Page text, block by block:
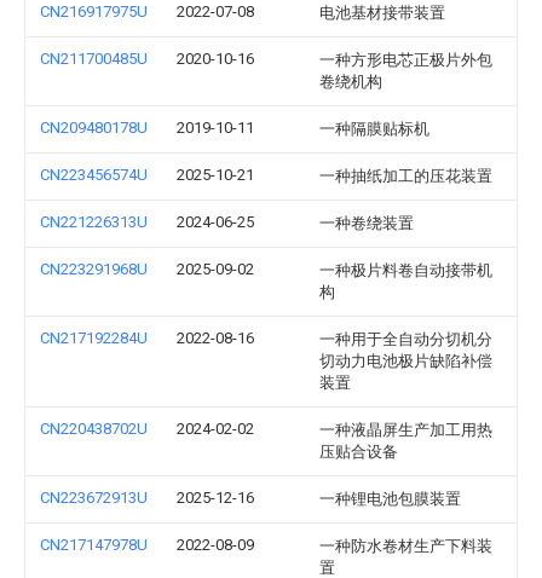
CN216917975U 2022-07-08 电池基材接带装置
CN211700485U 2020-10-16
一种方形电芯正极片外包
卷绕机构
CN209480178U 2019-10-11 一种隔膜贴标机
CN223456574U 2025-10-21 一种抽纸加工的压花装置
CN221226313U 2024-06-25 一种卷绕装置
CN223291968U 2025-09-02
一种极片料卷自动接带机
构
CN217192284U 2022-08-16
一种用于全自动分切机分
切动力电池极片缺陷补偿
装置
CN220438702U 2024-02-02
一种液晶屏生产加工用热
压贴合设备
CN223672913U 2025-12-16 一种锂电池包膜装置
CN217147978U 2022-08-09
一种防水卷材生产下料装
置